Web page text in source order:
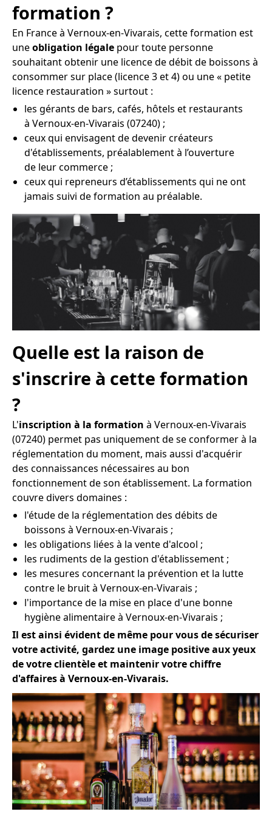
formation ?
En France à Vernoux-en-Vivarais, cette formation est
uneobligation légale pour toute personne
souhaitant obtenir une licence de débit de boissons à
consommer sur place (licence 3 et 4) ou une « petite
licence restauration » surtout :
les gérants de bars, cafés, hôtels et restaurants
à Vernoux-en-Vivarais (07240) ;
ceux qui envisagent de devenir créateurs
d'établissements, préalablement à l’ouverture
de leur commerce ;
ceux qui repreneurs d’établissements qui ne ont
jamais suivi de formation au préalable.
Quelle est la raison de
s'inscrire à cette formation
?
L'inscription à la formation à Vernoux-en-Vivarais
(07240) permet pas uniquement de se conformer à la
réglementation du moment, mais aussi d'acquérir
des connaissances nécessaires au bon
fonctionnement de son établissement. La formation
couvre divers domaines :
l'étude de la réglementation des débits de
boissons à Vernoux-en-Vivarais ;
les obligations liées à la vente d'alcool ;
les rudiments de la gestion d'établissement ;
les mesures concernant la prévention et la lutte
contre le bruit à Vernoux-en-Vivarais ;
l'importance de la mise en place d'une bonne
hygiène alimentaire à Vernoux-en-Vivarais ;
Il est ainsi évident de même pour vous de sécuriser
votre activité, gardez une image positive aux yeux
de votre clientèle et maintenir votre chiffre
d'affaires à Vernoux-en-Vivarais.